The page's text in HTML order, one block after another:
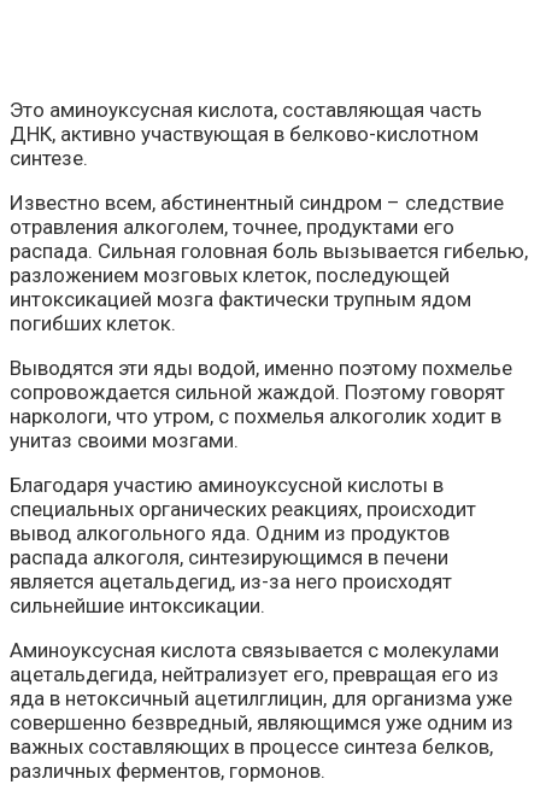
Это аминоуксусная кислота, составляющая часть
ДНК, активно участвующая в белково-кислотном
синтезе.
Известно всем, абстинентный синдром – следствие
отравления алкоголем, точнее, продуктами его
распада. Сильная головная боль вызывается гибелью,
разложением мозговых клеток, последующей
интоксикацией мозга фактически трупным ядом
погибших клеток.
Выводятся эти яды водой, именно поэтому похмелье
сопровождается сильной жаждой. Поэтому говорят
наркологи, что утром, с похмелья алкоголик ходит в
унитаз своими мозгами.
Благодаря участию аминоуксусной кислоты в
специальных органических реакциях, происходит
вывод алкогольного яда. Одним из продуктов
распада алкоголя, синтезирующимся в печени
является ацетальдегид, из-за него происходят
сильнейшие интоксикации.
Аминоуксусная кислота связывается с молекулами
ацетальдегида, нейтрализует его, превращая его из
яда в нетоксичный ацетилглицин, для организма уже
совершенно безвредный, являющимся уже одним из
важных составляющих в процессе синтеза белков,
различных ферментов, гормонов.